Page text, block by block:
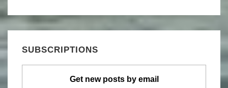
SUBSCRIPTIONS
Get new posts by email